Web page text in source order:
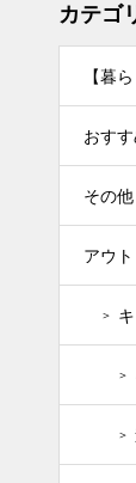
カテゴ
【暮
おす
その
アウ